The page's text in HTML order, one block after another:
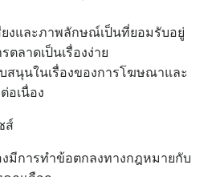
งและภาพลักษณ์เป็นที่ยอมรับอยู่
ตลาดเป็นเรื่องง่าย
สนุนในเรื่องของการโฆษณาและ
อเนื่อง
ส์
มีการทำข้อตกลงทางกฎหมายกับ